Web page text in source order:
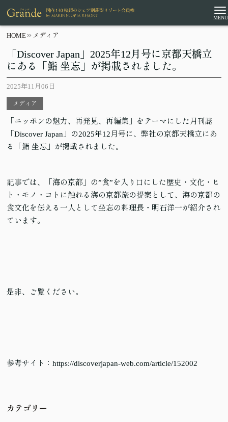
HOME メディア
「Discover Japan」2025年12月号に京都天橋立
にある「鮨 坐忘」が掲載されました。
2025年11月06日
メディア
「ニッポンの魅力、再発見、再編集」をテーマにした月刊誌
「Discover Japan」の2025年12月号に、弊社の京都天橋立にあ
る「鮨 坐忘」が掲載されました。
記事では、「海の京都」の”食”を入り口にした歴史・文化・ヒ
ト・モノ・コトに触れる海の京都旅の提案として、海の京都の
食文化を伝える一人として坐忘の料理長・明石洋一が紹介され
ています。
是非、ご覧ください。
参考サイト：https://discoverjapan-web.com/article/152002
カテゴリー